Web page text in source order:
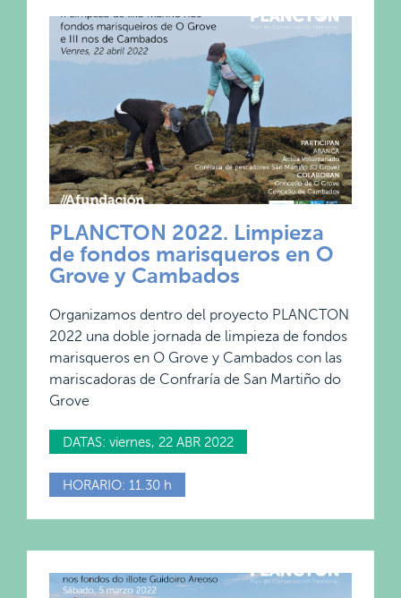
PLANCTON 2022. Limpieza
de fondos marisqueros en O
Grove y Cambados
Organizamos dentro del proyecto PLANCTON
2022 una doble jornada de limpieza de fondos
marisqueros en O Grove y Cambados con las
mariscadoras de Confraría de San Martiño do
Grove
DATAS: viernes, 22 ABR 2022
HORARIO: 11.30 h